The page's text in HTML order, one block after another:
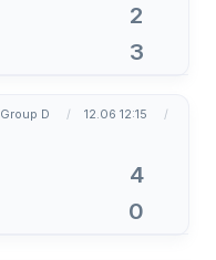
2
3
Group D
12.06 12:15
4
0